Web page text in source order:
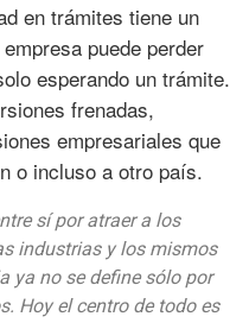
en trámites tiene un
puede perder
esperando un trámite.
frenadas,
empresariales que
o incluso a otro país.
sí por atraer a los
industrias y los mismos
ya no se define sólo por
Hoy el centro de todo es